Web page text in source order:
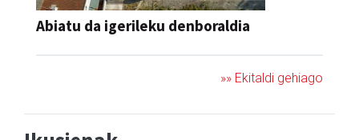
Abiatu da igerileku denboraldia
»» Ekitaldi gehiago